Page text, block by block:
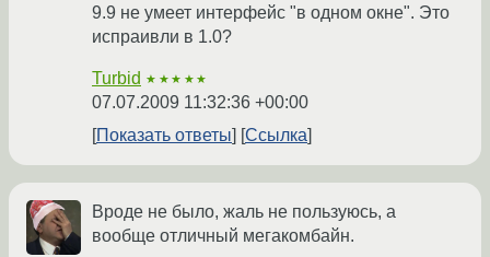
9.9 не умеет интерфейс "в одном окне". Это
испраивли в 1.0?
Turbid ★★★★★
07.07.2009 11:32:36 +00:00
Показать ответы
Ссылка
Вроде не было, жаль не пользуюсь, а
вообще отличный мегакомбайн.